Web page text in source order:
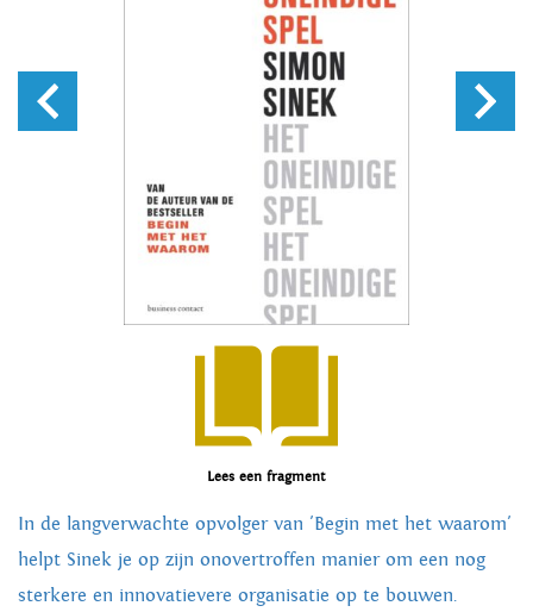
Lees een fragment
In de langverwachte opvolger van 'Begin met het waarom'
helpt Sinek je op zijn onovertroffen manier om een nog
sterkere en innovatievere organisatie op te bouwen.